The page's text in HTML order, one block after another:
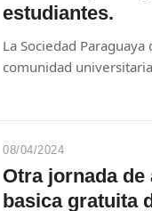
estudiantes.
La Sociedad
comunidad
08/04/2024
Otra jornada
basica gratuita